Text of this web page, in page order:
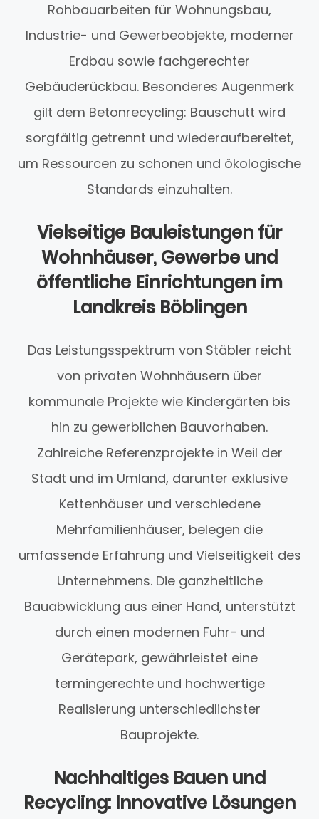
Rohbauarbeiten für Wohnungsbau,
Industrie- und Gewerbeobjekte, moderner
Erdbau sowie fachgerechter
Gebäuderückbau. Besonderes Augenmerk
gilt dem Betonrecycling: Bauschutt wird
sorgfältig getrennt und wiederaufbereitet,
um Ressourcen zu schonen und ökologische
Standards einzuhalten.
Vielseitige Bauleistungen für
Wohnhäuser, Gewerbe und
öffentliche Einrichtungen im
Landkreis Böblingen
Das Leistungsspektrum von Stäbler reicht
von privaten Wohnhäusern über
kommunale Projekte wie Kindergärten bis
hin zu gewerblichen Bauvorhaben.
Zahlreiche Referenzprojekte in Weil der
Stadt und im Umland, darunter exklusive
Kettenhäuser und verschiedene
Mehrfamilienhäuser, belegen die
umfassende Erfahrung und Vielseitigkeit des
Unternehmens. Die ganzheitliche
Bauabwicklung aus einer Hand, unterstützt
durch einen modernen Fuhr- und
Gerätepark, gewährleistet eine
termingerechte und hochwertige
Realisierung unterschiedlichster
Bauprojekte.
Nachhaltiges Bauen und
Recycling: Innovative Lösungen